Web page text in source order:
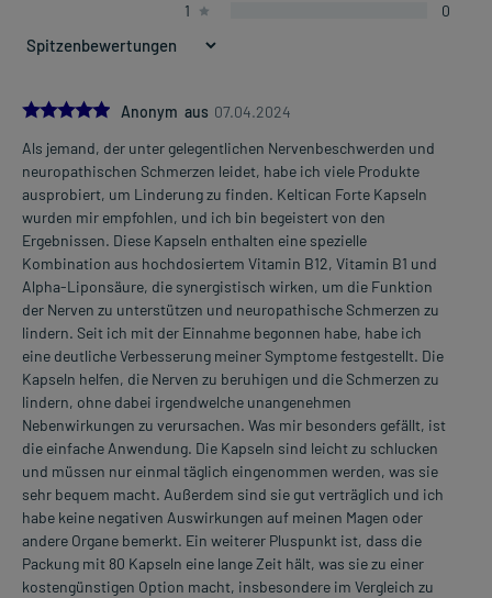
1
0
5.0Anonym aus 07.04.2024
Als jemand, der unter gelegentlichen Nervenbeschwerden und
neuropathischen Schmerzen leidet, habe ich viele Produkte
ausprobiert, um Linderung zu finden. Keltican Forte Kapseln
wurden mir empfohlen, und ich bin begeistert von den
Ergebnissen. Diese Kapseln enthalten eine spezielle
Kombination aus hochdosiertem Vitamin B12, Vitamin B1 und
Alpha-Liponsäure, die synergistisch wirken, um die Funktion
der Nerven zu unterstützen und neuropathische Schmerzen zu
lindern. Seit ich mit der Einnahme begonnen habe, habe ich
eine deutliche Verbesserung meiner Symptome festgestellt. Die
Kapseln helfen, die Nerven zu beruhigen und die Schmerzen zu
lindern, ohne dabei irgendwelche unangenehmen
Nebenwirkungen zu verursachen. Was mir besonders gefällt, ist
die einfache Anwendung. Die Kapseln sind leicht zu schlucken
und müssen nur einmal täglich eingenommen werden, was sie
sehr bequem macht. Außerdem sind sie gut verträglich und ich
habe keine negativen Auswirkungen auf meinen Magen oder
andere Organe bemerkt. Ein weiterer Pluspunkt ist, dass die
Packung mit 80 Kapseln eine lange Zeit hält, was sie zu einer
kostengünstigen Option macht, insbesondere im Vergleich zu